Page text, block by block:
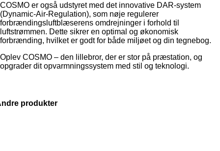
COSMO er også udstyret med det innovative DAR-system
(Dynamic-Air-Regulation), som nøje regulerer
forbrændingsluftblæserens omdrejninger i forhold til
luftstrømmen. Dette sikrer en optimal og økonomisk
forbrænding, hvilket er godt for både miljøet og din tegnebog.
Oplev COSMO – den lillebror, der er stor på præstation, og
opgrader dit opvarmningssystem med stil og teknologi.
produkter